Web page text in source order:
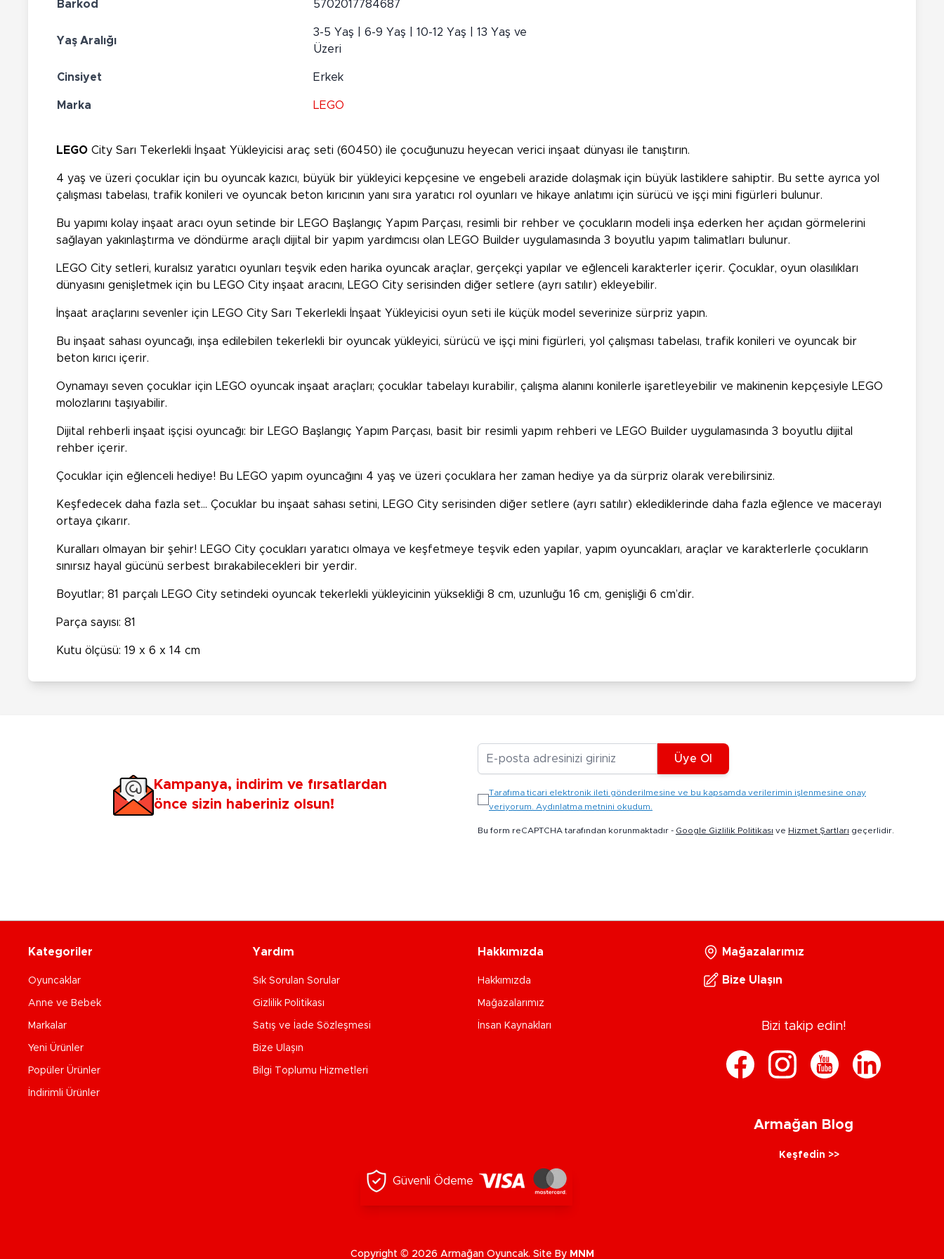
Barkod 5702017784687
Yaş Aralığı
3-5 Yaş | 6-9 Yaş | 10-12 Yaş | 13 Yaş ve
Üzeri
Cinsiyet Erkek
Marka LEGO
LEGO City Sarı Tekerlekli İnşaat Yükleyicisi araç seti (60450) ile çocuğunuzu heyecan verici inşaat dünyası ile tanıştırın.
4 yaş ve üzeri çocuklar için bu oyuncak kazıcı, büyük bir yükleyici kepçesine ve engebeli arazide dolaşmak için büyük lastiklere sahiptir. Bu sette ayrıca yol
çalışması tabelası, trafik konileri ve oyuncak beton kırıcının yanı sıra yaratıcı rol oyunları ve hikaye anlatımı için sürücü ve işçi mini figürleri bulunur.
Bu yapımı kolay inşaat aracı oyun setinde bir LEGO Başlangıç Yapım Parçası, resimli bir rehber ve çocukların modeli inşa ederken her açıdan görmelerini
sağlayan yakınlaştırma ve döndürme araçlı dijital bir yapım yardımcısı olan LEGO Builder uygulamasında 3 boyutlu yapım talimatları bulunur.
LEGO City setleri, kuralsız yaratıcı oyunları teşvik eden harika oyuncak araçlar, gerçekçi yapılar ve eğlenceli karakterler içerir. Çocuklar, oyun olasılıkları
dünyasını genişletmek için bu LEGO City inşaat aracını, LEGO City serisinden diğer setlere (ayrı satılır) ekleyebilir.
İnşaat araçlarını sevenler için LEGO City Sarı Tekerlekli İnşaat Yükleyicisi oyun seti ile küçük model severinize sürpriz yapın.
Bu inşaat sahası oyuncağı, inşa edilebilen tekerlekli bir oyuncak yükleyici, sürücü ve işçi mini figürleri, yol çalışması tabelası, trafik konileri ve oyuncak bir
beton kırıcı içerir.
Oynamayı seven çocuklar için LEGO oyuncak inşaat araçları; çocuklar tabelayı kurabilir, çalışma alanını konilerle işaretleyebilir ve makinenin kepçesiyle LEGO
molozlarını taşıyabilir.
Dijital rehberli inşaat işçisi oyuncağı: bir LEGO Başlangıç Yapım Parçası, basit bir resimli yapım rehberi ve LEGO Builder uygulamasında 3 boyutlu dijital
rehber içerir.
Çocuklar için eğlenceli hediye! Bu LEGO yapım oyuncağını 4 yaş ve üzeri çocuklara her zaman hediye ya da sürpriz olarak verebilirsiniz.
Keşfedecek daha fazla set… Çocuklar bu inşaat sahası setini, LEGO City serisinden diğer setlere (ayrı satılır) eklediklerinde daha fazla eğlence ve macerayı
ortaya çıkarır.
Kuralları olmayan bir şehir! LEGO City çocukları yaratıcı olmaya ve keşfetmeye teşvik eden yapılar, yapım oyuncakları, araçlar ve karakterlerle çocukların
sınırsız hayal gücünü serbest bırakabilecekleri bir yerdir.
Boyutlar; 81 parçalı LEGO City setindeki oyuncak tekerlekli yükleyicinin yüksekliği 8 cm, uzunluğu 16 cm, genişliği 6 cm’dir.
Parça sayısı: 81
Kutu ölçüsü: 19 x 6 x 14 cm
Kampanya, indirim ve fırsatlardan
önce sizin haberiniz olsun!
Üye Ol
Tarafıma ticari elektronik ileti gönderilmesine ve bu kapsamda verilerimin işlenmesine onay
veriyorum. Aydınlatma metnini okudum.
Bu form reCAPTCHA tarafından korunmaktadır - Google Gizlilik Politikası ve Hizmet Şartları geçerlidir.
Kategoriler
Oyuncaklar
Anne ve Bebek
Markalar
Yeni Ürünler
Popüler Ürünler
İndirimli Ürünler
Yardım
Sık Sorulan Sorular
Gizlilik Politikası
Satış ve İade Sözleşmesi
Bize Ulaşın
Bilgi Toplumu Hizmetleri
Hakkımızda
Hakkımızda
Mağazalarımız
İnsan Kaynakları
Mağazalarımız
Bize Ulaşın
Bizi takip edin!
Armağan Blog
Keşfedin >>
Güvenli Ödeme
Copyright © 2026 Armağan Oyuncak. Site By MNM